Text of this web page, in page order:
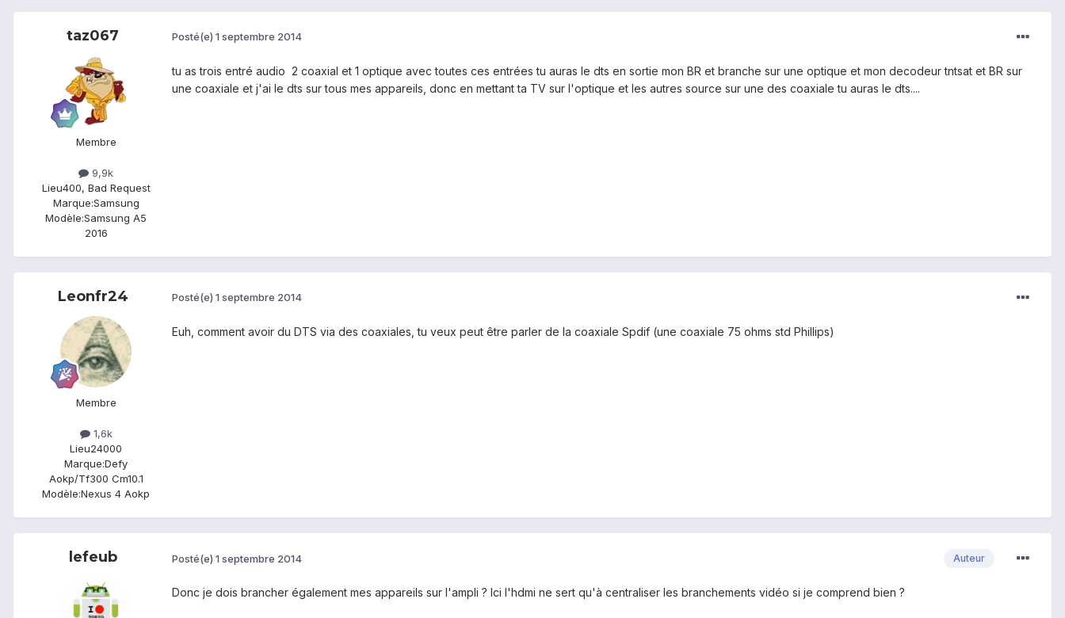
taz067
Membre
9,9k
Lieu400, Bad Request
Marque:Samsung
Modèle:Samsung A5
2016
Posté(e) 1 septembre 2014
tu as trois entré audio 2 coaxial et 1 optique avec toutes ces entrées tu auras le dts en sortie mon BR et branche sur une optique et mon decodeur tntsat et BR sur
une coaxiale et j'ai le dts sur tous mes appareils, donc en mettant ta TV sur l'optique et les autres source sur une des coaxiale tu auras le dts....
Leonfr24
Membre
1,6k
Lieu24000
Marque:Defy
Aokp/Tf300 Cm10.1
Modèle:Nexus 4 Aokp
Posté(e) 1 septembre 2014
Euh, comment avoir du DTS via des coaxiales, tu veux peut être parler de la coaxiale Spdif (une coaxiale 75 ohms std Phillips)
lefeub Auteur
Posté(e) 1 septembre 2014
Donc je dois brancher également mes appareils sur l'ampli ? Ici l'hdmi ne sert qu'à centraliser les branchements vidéo si je comprend bien ?